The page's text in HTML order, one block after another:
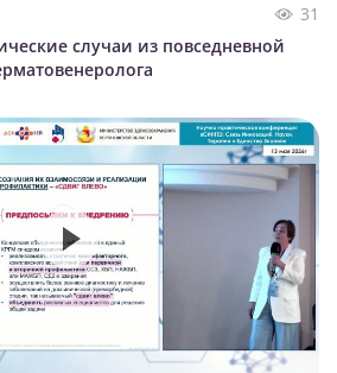
31
случаи из повседневной